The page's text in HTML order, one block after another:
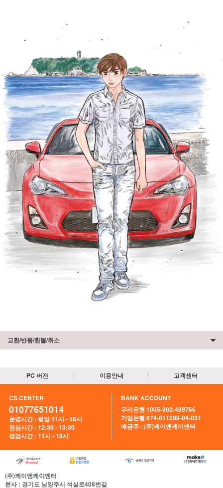
교환/반품/환불/취소
PC 버전 이용안내 고객센터
CS CENTER
01077651014
운영시간 : 평일 11시 - 18시
점심시간 : 12:30 - 13:30
영업시간 : 11시 - 18시
BANK ACCOUNT
우리은행 1005-902-499766
기업은행 674-011299-04-031
예금주 : (주)케이앤케이엔터
(주)케이엔케이엔터
본사: 경기도 남양주시 석실로408번길